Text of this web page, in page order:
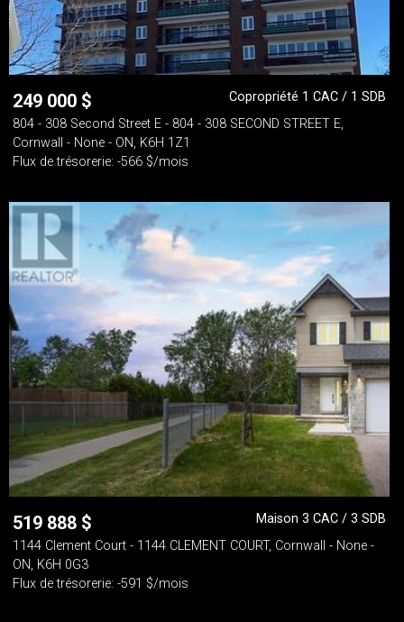
249 000 $
Copropriété 1 CAC / 1 SDB
804 - 308 Second Street E - 804 - 308 SECOND STREET E,
Cornwall - None - ON, K6H 1Z1
Flux de trésorerie: -566 $/mois
519 888 $
Maison 3 CAC / 3 SDB
1144 Clement Court - 1144 CLEMENT COURT, Cornwall - None -
ON, K6H 0G3
Flux de trésorerie: -591 $/mois